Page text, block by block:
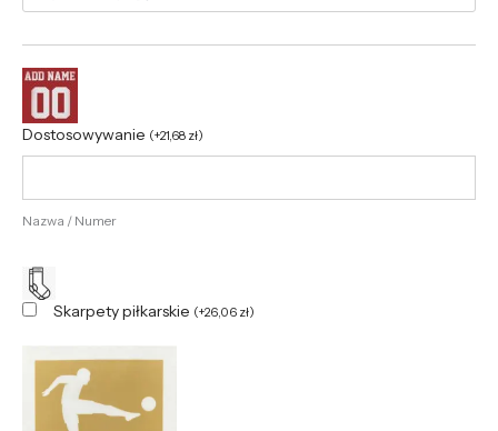
Dostosowywanie (+21,68 zł)
Nazwa / Numer
Skarpety piłkarskie (+26,06 zł)